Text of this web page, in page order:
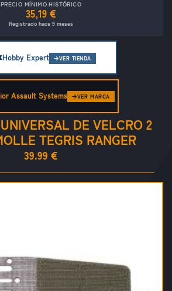
PRECIO MÍNIMO HISTÓRICO
35,19 €
Registrado hace 9 meses
Hobby Expert VER TIENDA
DE VELCRO 2
TEGRIS RANGER
39.99 €
Assault Systems VER MARCA